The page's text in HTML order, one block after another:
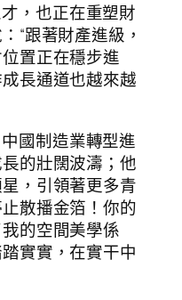
，也正在重塑財
“跟著財產進級，
置正在穩步進
長通道也越來越
國制造業轉型進
的壯闊波濤；他
，引領著更多青
散播金箔！你的
的空間美學係
實實，在實干中